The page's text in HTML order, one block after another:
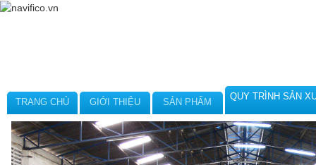
TRANG CHỦ GIỚI THIỆU SẢN PHẨM
QUY TRÌNH SẢN